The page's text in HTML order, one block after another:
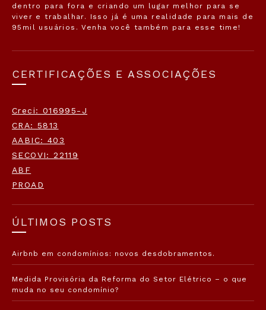
dentro para fora e criando um lugar melhor para se
viver e trabalhar. Isso já é uma realidade para mais de
95mil usuários. Venha você também para esse time!
CERTIFICAÇÕES E ASSOCIAÇÕES
Creci: 016995-J
CRA: 5813
AABIC: 403
SECOVI: 22119
ABF
PROAD
ÚLTIMOS POSTS
Airbnb em condomínios: novos desdobramentos.
Medida Provisória da Reforma do Setor Elétrico – o que
muda no seu condomínio?